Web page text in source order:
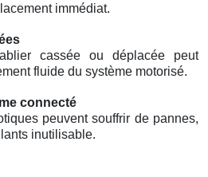
immédiat.
cassée ou déplacée peut
fluide du système motorisé.
connecté
peuvent souffrir de pannes,
inutilisable.